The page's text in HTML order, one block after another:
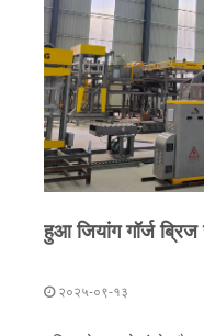
२०२५-०९-१३